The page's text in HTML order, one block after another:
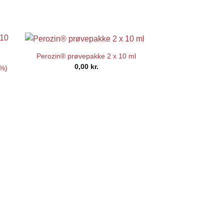
Perozin® prøvepakke 2 x 10 ml
0,00 kr.